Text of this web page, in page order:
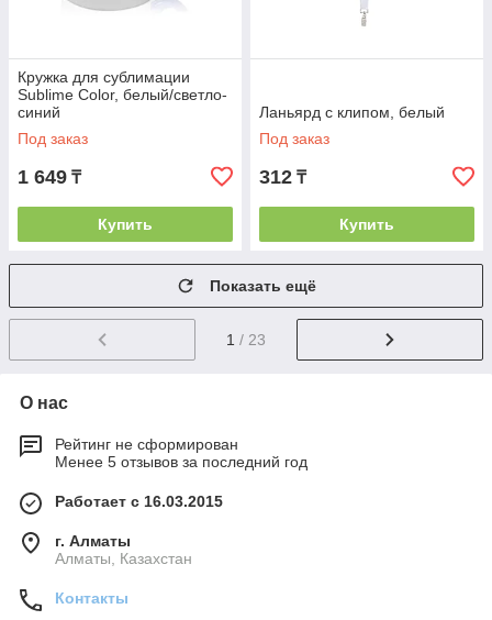
Кружка для сублимации
Sublime Color, белый/светло-
синий
Под заказ
1 649 ₸
Купить
Ланьярд с клипом, белый
Под заказ
312 ₸
Купить
Показать ещё
1 / 23
О нас
Рейтинг не сформирован
Менее 5 отзывов за последний год
Работает с 16.03.2015
г. Алматы
Алматы, Казахстан
Контакты